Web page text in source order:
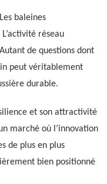
baleines
réseau
de questions dont
peut véritablement
durable.
et son attractivité
marché où l’innovation
de plus en plus
bien positionné